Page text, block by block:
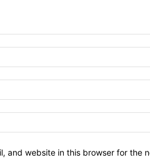
and website in this browser for the